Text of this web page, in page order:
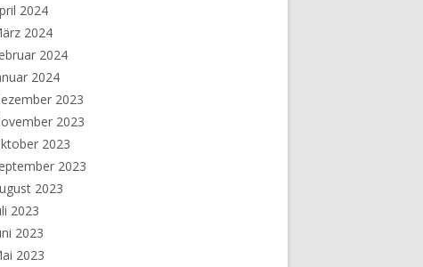
2024
2024
2024
2024
2023
2023
2023
2023
2023
2023
2023
2023